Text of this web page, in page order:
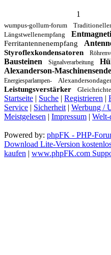
1
wumpus-gollum-forum
Längstwellenempfang
Ferritantennenempfang
Styroflexkondensatoren
Bausteinen
Signalverarbeitung
Alexanderson-
Energiesparlampen-
Leistungsverstärker
Startseite | Suche | Registrieren |
Service | Sicherheit | Werbung /
Meistgelesen | Impressum | Welt-
Powered by: phpFK - PHP-
Download Lite-Version
kaufen | www.phpFK.com